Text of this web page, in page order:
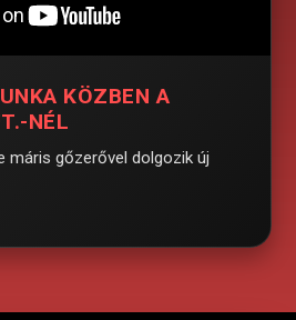
KÖZBEN A
NÉL
máris gőzerővel dolgozik új